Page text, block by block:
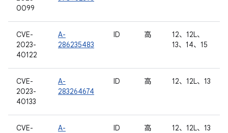
0099
CVE-
2023-
40122
A-
286235483
ID 高
12、12L、
13、14、15
CVE-
2023-
40133
A-
283264674
ID 高 12、12L、13
CVE-
A-
ID 高 12、12L、13